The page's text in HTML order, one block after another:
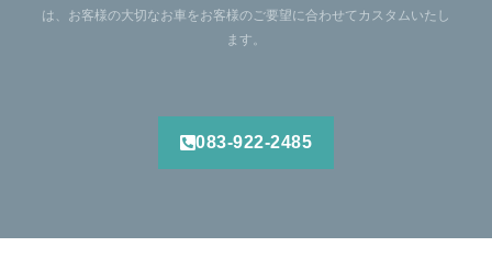
は、お客様の大切なお車をお客様のご要望に合わせてカスタムいたし
ます。
083-922-2485